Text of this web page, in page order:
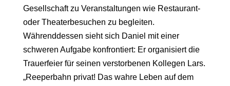
Gesellschaft zu Veranstaltungen wie Restaurant-
oder Theaterbesuchen zu begleiten.
Währenddessen sieht sich Daniel mit einer
schweren Aufgabe konfrontiert: Er organisiert die
Trauerfeier für seinen verstorbenen Kollegen Lars.
„Reeperbahn privat! Das wahre Leben auf dem